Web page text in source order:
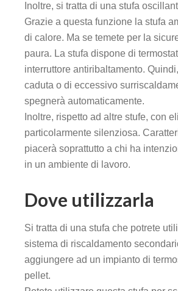
Inoltre, si tratta di una stufa
Grazie a questa funzione la stufa
di calore. Ma se temete per la
paura. La stufa dispone di
interruttore antiribaltamento.
caduta o di eccessivo
spegnerà automaticamente.
Inoltre, rispetto ad altre stufe, con
particolarmente silenziosa.
piacerà soprattutto a chi ha
in un ambiente di lavoro.
Dove utilizzarla
Si tratta di una stufa che potrete
sistema di riscaldamento
aggiungere ad un impianto di
pellet.